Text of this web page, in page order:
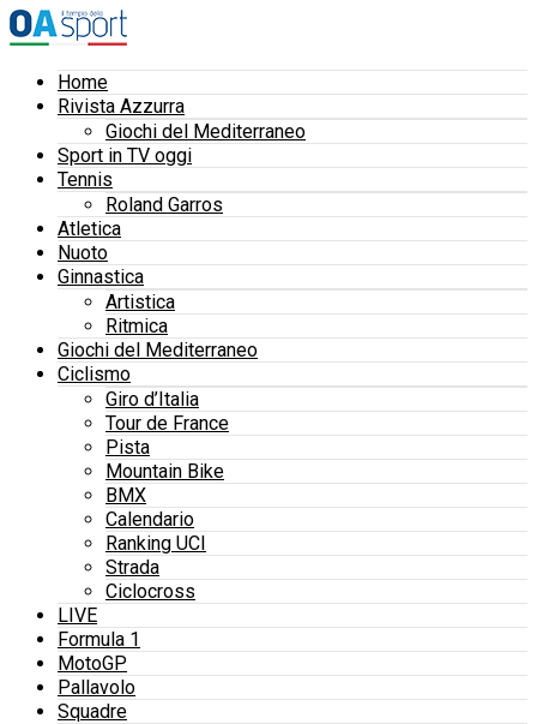
Home
Rivista Azzurra
Giochi del Mediterraneo
Sport in TV oggi
Tennis
Roland Garros
Atletica
Nuoto
Ginnastica
Artistica
Ritmica
Giochi del Mediterraneo
Ciclismo
Giro d’Italia
Tour de France
Pista
Mountain Bike
BMX
Calendario
Ranking UCI
Strada
Ciclocross
LIVE
Formula 1
MotoGP
Pallavolo
Squadre